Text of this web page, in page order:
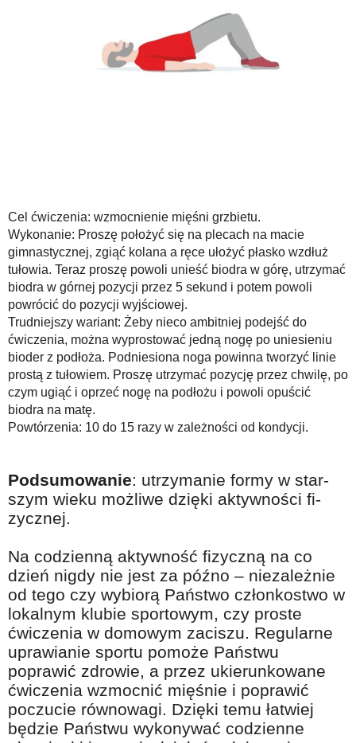
Cel ćwiczenia: wzmocnienie mięśni grzbietu.
Wykonanie: Proszę położyć się na plecach na macie
gimnastycznej, zgiąć kolana a ręce ułożyć płasko wzdłuż
tułowia. Teraz proszę powoli unieść biodra w górę, utrzymać
biodra w górnej pozycji przez 5 sekund i potem powoli
powrócić do pozycji wyjściowej.
Trudniejszy wariant: Żeby nieco ambitniej podejść do
ćwiczenia, można wyprostować jedną nogę po uniesieniu
bioder z podłoża. Podniesiona noga powinna tworzyć linie
prostą z tułowiem. Proszę utrzymać pozycję przez chwilę, po
czym ugiąć i oprzeć nogę na podłożu i powoli opuścić
biodra na matę.
Powtórzenia: 10 do 15 razy w zależności od kondycji.
Pod­su­mo­wa­nie: utrzy­ma­nie for­my w star­
szym wie­ku moż­li­we dzię­ki ak­tyw­no­ści fi­
zycz­nej.
Na codzienną aktywność fizyczną na co
dzień nigdy nie jest za późno – niezależnie
od tego czy wybiorą Państwo członkostwo w
lokalnym klubie sportowym, czy proste
ćwiczenia w domowym zaciszu. Regularne
uprawianie sportu pomoże Państwu
poprawić zdrowie, a przez ukierunkowane
ćwiczenia wzmocnić mięśnie i poprawić
poczucie równowagi. Dzięki temu łatwiej
będzie Państwu wykonywać codzienne